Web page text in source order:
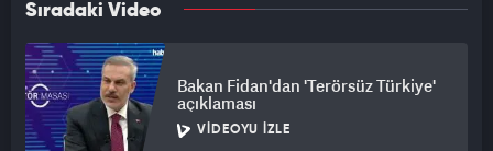
Sıradaki Video
Bakan Fidan'dan 'Terörsüz Türkiye'
açıklaması
VIDEOYU İZLE